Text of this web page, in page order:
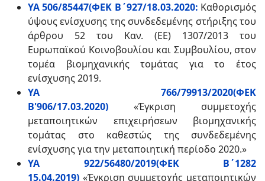
ΥΑ 506/85447(ΦΕΚ Β΄927/18.03.2020: Καθορισμός
ύψους ενίσχυσης της συνδεδεμένης στήριξης του
άρθρου 52 του Καν. (ΕΕ) 1307/2013 του
Ευρωπαϊκού Κοινοβουλίου και Συμβουλίου, στον
τομέα βιομηχανικής τομάτας για το έτος
ενίσχυσης 2019.
ΥΑ 766/79913/2020(ΦΕΚ
Β'906/17.03.2020) «Έγκριση συμμετοχής
μεταποιητικών επιχειρήσεων βιομηχανικής
τομάτας στο καθεστώς της συνδεδεμένης
ενίσχυσης για την μεταποιητική περίοδο 2020.»
ΥΑ 922/56480/2019(ΦΕΚ Β΄1282
15.04.2019) «Έγκριση συμμετοχής μεταποιητικών